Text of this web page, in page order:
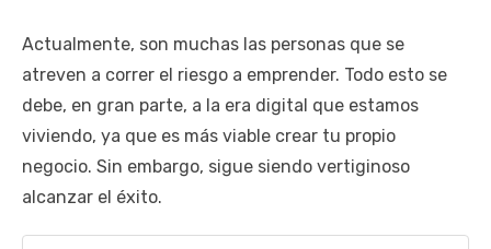
Actualmente, son muchas las personas que se
atreven a correr el riesgo a emprender. Todo esto se
debe, en gran parte, a la era digital que estamos
viviendo, ya que es más viable crear tu propio
negocio. Sin embargo, sigue siendo vertiginoso
alcanzar el éxito.